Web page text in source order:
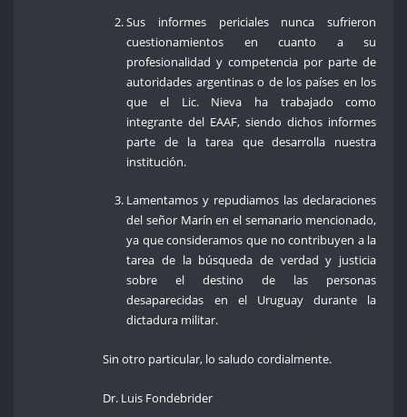
Sus informes periciales nunca sufrieron
cuestionamientos en cuanto a su
profesionalidad y competencia por parte de
autoridades argentinas o de los países en los
que el Lic. Nieva ha trabajado como
integrante del EAAF, siendo dichos informes
parte de la tarea que desarrolla nuestra
institución.
Lamentamos y repudiamos las declaraciones
del señor Marín en el semanario mencionado,
ya que consideramos que no contribuyen a la
tarea de la búsqueda de verdad y justicia
sobre el destino de las personas
desaparecidas en el Uruguay durante la
dictadura militar.
Sin otro particular, lo saludo cordialmente.
Dr. Luis Fondebrider